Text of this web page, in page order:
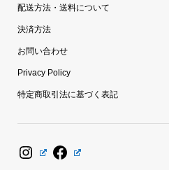
配送方法・送料について
決済方法
お問い合わせ
Privacy Policy
特定商取引法に基づく表記